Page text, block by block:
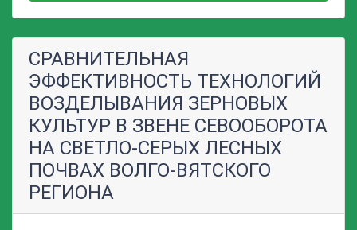
СРАВНИТЕЛЬНАЯ
ЭФФЕКТИВНОСТЬ ТЕХНОЛОГИЙ
ВОЗДЕЛЫВАНИЯ ЗЕРНОВЫХ
КУЛЬТУР В ЗВЕНЕ СЕВООБОРОТА
НА СВЕТЛО-СЕРЫХ ЛЕСНЫХ
ПОЧВАХ ВОЛГО-ВЯТСКОГО
РЕГИОНА